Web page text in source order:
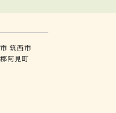
筑西市
阿見町